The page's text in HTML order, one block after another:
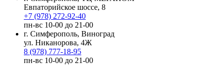
Евпаторийское шоссе, 8
+7 (978) 272-92-40
пн-вс 10-00 до 21-00
г. Симферополь, Виноград
ул. Никанорова, 4Ж
8 (978) 777-18-95
пн-вс 10-00 до 21-00